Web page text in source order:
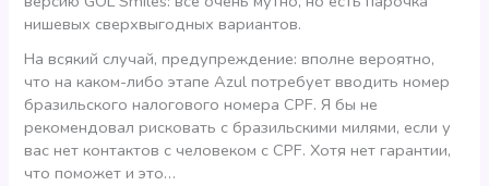
нишевых сверхвыгодных вариантов.
На всякий случай, предупреждение: вполне вероятно,
что на каком-либо этапе Azul потребует вводить номер
бразильского налогового номера CPF. Я бы не
рекомендовал рисковать с бразильскими милями, если у
вас нет контактов с человеком с CPF. Хотя нет гарантии,
что поможет и это…